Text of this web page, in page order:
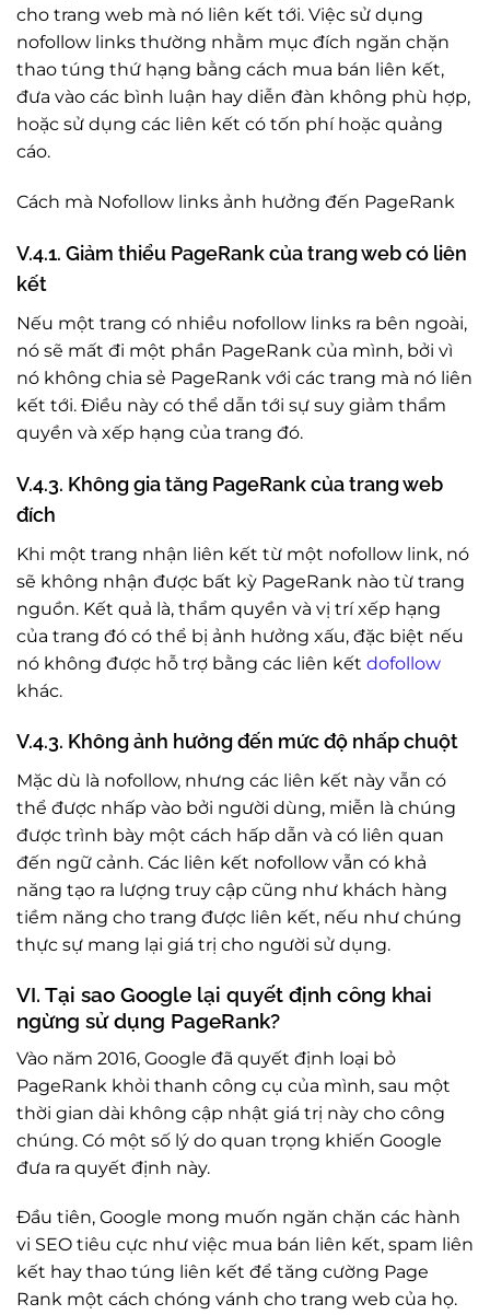
cho trang web mà nó liên kết tới. Việc sử dụng
nofollow links thường nhằm mục đích ngăn chặn
thao túng thứ hạng bằng cách mua bán liên kết,
đưa vào các bình luận hay diễn đàn không phù hợp,
hoặc sử dụng các liên kết có tốn phí hoặc quảng
cáo.
Cách mà Nofollow links ảnh hưởng đến PageRank
V.4.1. Giảm thiểu PageRank của trang web có liên
kết
Nếu một trang có nhiều nofollow links ra bên ngoài,
nó sẽ mất đi một phần PageRank của mình, bởi vì
nó không chia sẻ PageRank với các trang mà nó liên
kết tới. Điều này có thể dẫn tới sự suy giảm thẩm
quyền và xếp hạng của trang đó.
V.4.3. Không gia tăng PageRank của trang web
đích
Khi một trang nhận liên kết từ một nofollow link, nó
sẽ không nhận được bất kỳ PageRank nào từ trang
nguồn. Kết quả là, thẩm quyền và vị trí xếp hạng
của trang đó có thể bị ảnh hưởng xấu, đặc biệt nếu
nó không được hỗ trợ bằng các liên kết dofollow
khác.
V.4.3. Không ảnh hưởng đến mức độ nhấp chuột
Mặc dù là nofollow, nhưng các liên kết này vẫn có
thể được nhấp vào bởi người dùng, miễn là chúng
được trình bày một cách hấp dẫn và có liên quan
đến ngữ cảnh. Các liên kết nofollow vẫn có khả
năng tạo ra lượng truy cập cũng như khách hàng
tiềm năng cho trang được liên kết, nếu như chúng
thực sự mang lại giá trị cho người sử dụng.
VI. Tại sao Google lại quyết định công khai
ngừng sử dụng PageRank?
Vào năm 2016, Google đã quyết định loại bỏ
PageRank khỏi thanh công cụ của mình, sau một
thời gian dài không cập nhật giá trị này cho công
chúng. Có một số lý do quan trọng khiến Google
đưa ra quyết định này.
Đầu tiên, Google mong muốn ngăn chặn các hành
vi SEO tiêu cực như việc mua bán liên kết, spam liên
kết hay thao túng liên kết để tăng cường Page
Rank một cách chóng vánh cho trang web của họ.